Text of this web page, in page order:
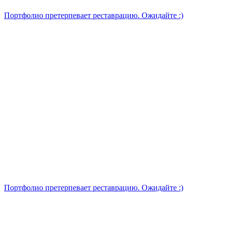
Портфолио претерпевает реставрацию. Ожидайте :)
Портфолио претерпевает реставрацию. Ожидайте :)